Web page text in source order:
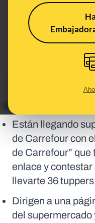
En corto:
Están llegando
de Carrefour con
de Carrefour” que
enlace y
llevarte 36
Dirigen a una
del supermercado